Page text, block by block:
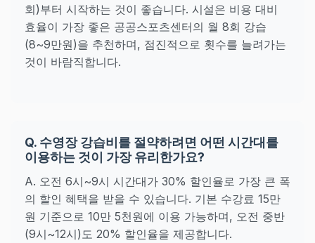
회)부터 시작하는 것이 좋습니다. 시설은 비용 대비
효율이 가장 좋은 공공스포츠센터의 월 8회 강습
(8~9만원)을 추천하며, 점진적으로 횟수를 늘려가는
것이 바람직합니다.
Q. 수영장 강습비를 절약하려면 어떤 시간대를
이용하는 것이 가장 유리한가요?
A. 오전 6시~9시 시간대가 30% 할인율로 가장 큰 폭
의 할인 혜택을 받을 수 있습니다. 기본 수강료 15만
원 기준으로 10만 5천원에 이용 가능하며, 오전 중반
(9시~12시)도 20% 할인율을 제공합니다.